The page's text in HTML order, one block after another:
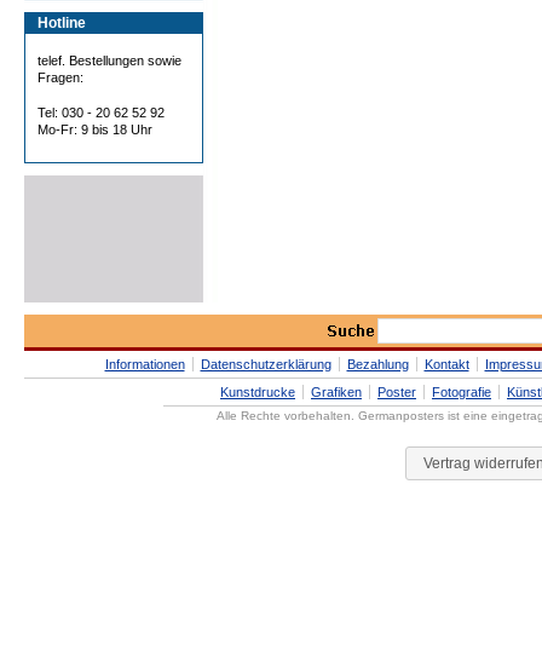
Hotline
telef. Bestellungen sowie
Fragen:
Tel: 030 - 20 62 52 92
Mo-Fr: 9 bis 18 Uhr
Informationen Datenschutzerklärung Bezahlung Kontakt
Kunstdrucke
Grafiken Poster Fotografie
Alle Rechte vorbehalten. Germanposters ist eine
Vertrag